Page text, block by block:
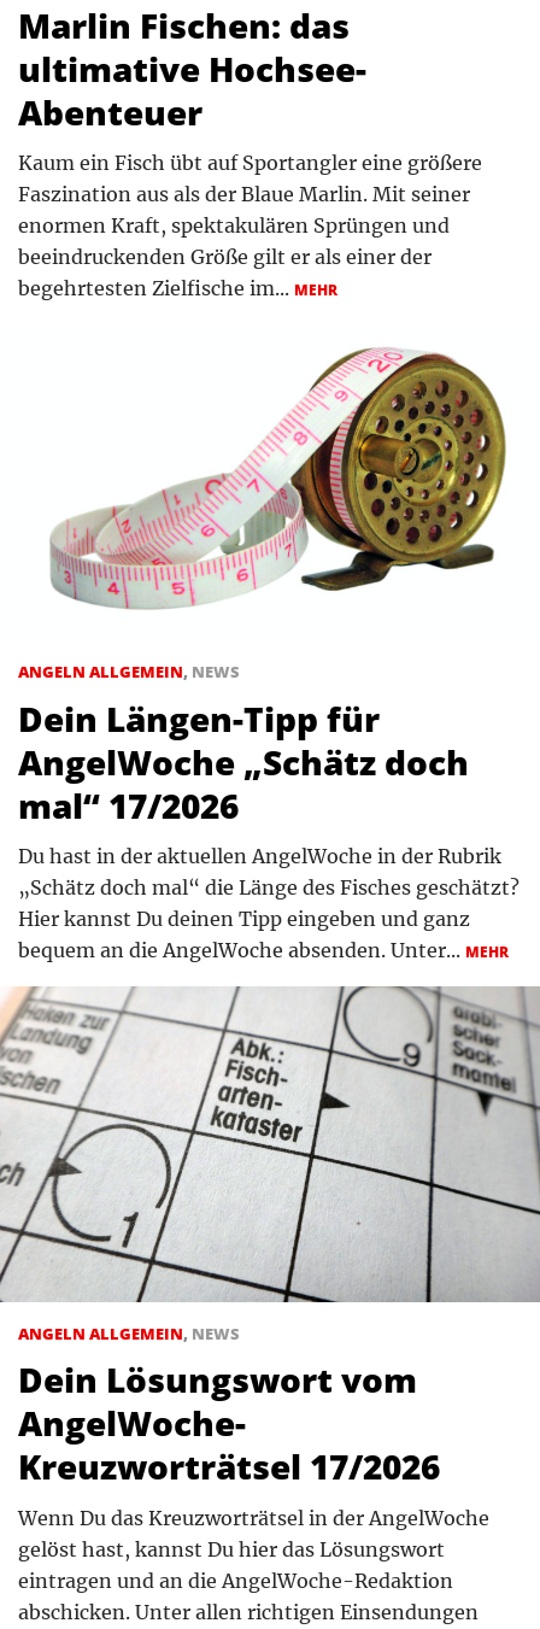
Marlin Fischen: das
ultimative Hochsee-
Abenteuer
Kaum ein Fisch übt auf Sportangler eine größere
Faszination aus als der Blaue Marlin. Mit seiner
enormen Kraft, spektakulären Sprüngen und
beeindruckenden Größe gilt er als einer der
begehrtesten Zielfische im... MEHR
ANGELN ALLGEMEIN, NEWS
Dein Längen-Tipp für
AngelWoche „Schätz doch
mal“ 17/2026
Du hast in der aktuellen AngelWoche in der Rubrik
„Schätz doch mal“ die Länge des Fisches geschätzt?
Hier kannst Du deinen Tipp eingeben und ganz
bequem an die AngelWoche absenden. Unter... MEHR
ANGELN ALLGEMEIN, NEWS
Dein Lösungswort vom
AngelWoche-
Kreuzworträtsel 17/2026
Wenn Du das Kreuzworträtsel in der AngelWoche
gelöst hast, kannst Du hier das Lösungswort
eintragen und an die AngelWoche-Redaktion
abschicken. Unter allen richtigen Einsendungen